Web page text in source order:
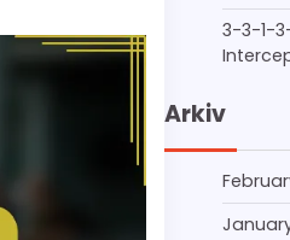
3-3-1-
Arkiv